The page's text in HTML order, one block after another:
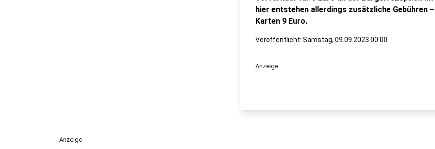
hier entstehen allerdings zusätzliche Gebühren
Karten 9 Euro.
Veröffentlicht: Samstag, 09.09.2023 00:00
Anzeige
Anzeige